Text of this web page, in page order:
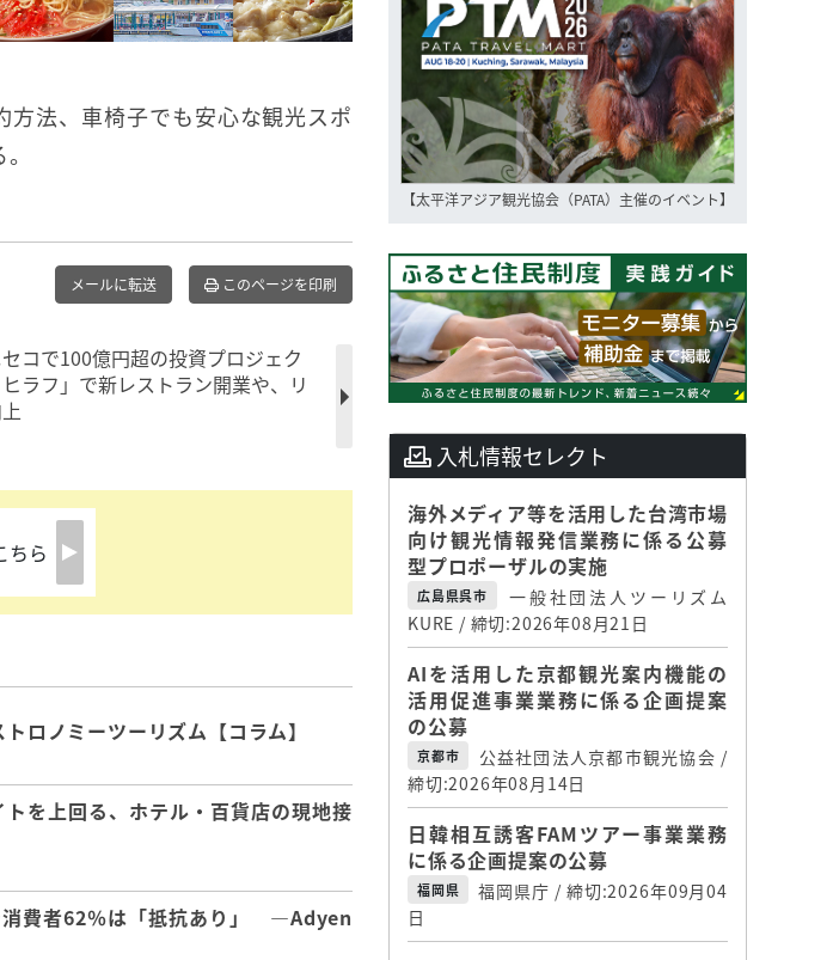
法、車椅子でも安心な観光スポ
メールに転送 このページを印刷
コで100億円超の投資プロジェク
ラフ」で新レストラン開業や、リ
ちら
ロノミーツーリズム【コラム】
を上回る、ホテル・百貨店の現地接
消費者62％は「抵抗あり」 ―Adyen
【太平洋アジア観光協会（PATA）主催のイベント】
入札情報セレクト
海外メディア等を活用した台湾市場
向け観光情報発信業務に係る公募
型プロポーザルの実施
広島県呉市
一般社団法人ツーリズム
KURE / 締切:2026年08月21日
AIを活用した京都観光案内機能の
活用促進事業業務に係る企画提案
の公募
京都市
公益社団法人京都市観光協会 /
締切:2026年08月14日
日韓相互誘客FAMツアー事業業務
に係る企画提案の公募
福岡県
福岡県庁 / 締切:2026年09月04
日